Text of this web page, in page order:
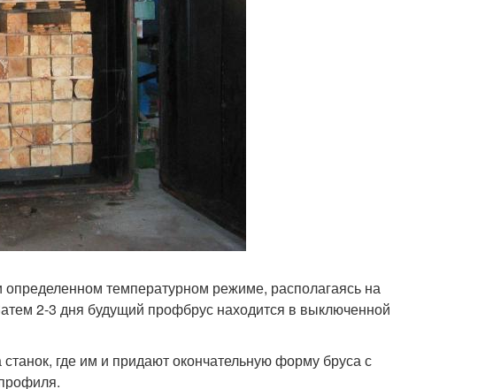
температурном режиме, располагаясь на
2-3 дня будущий профбрус находится в выключенной
где им и придают окончательную форму бруса с